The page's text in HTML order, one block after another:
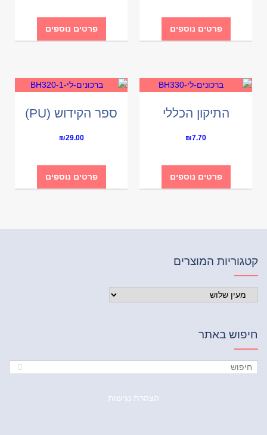
פרטים נוספים פרטים נוספים
התיקון הכללי
₪7.70
פרטים נוספים
ספר הקידוש (PU)
₪29.00
פרטים נוספים
קטגוריות המוצרים
חיפוש באתר
הצהרת נגישות